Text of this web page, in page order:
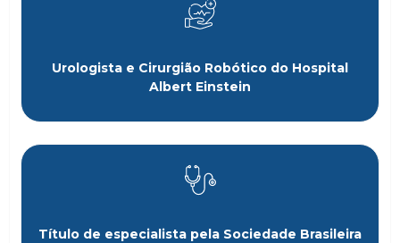
Urologista e Cirurgião Robótico do Hospital
Albert Einstein
Título de especialista pela Sociedade Brasileira